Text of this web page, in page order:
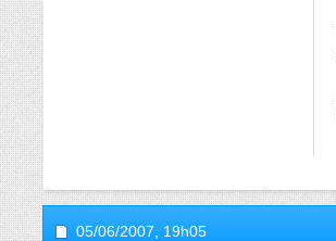
05/06/2007, 19h05